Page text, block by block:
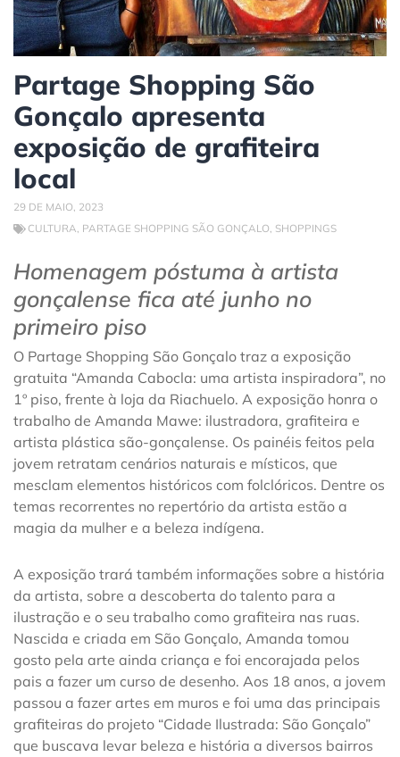
Partage Shopping São
Gonçalo apresenta
exposição de grafiteira
local
29 DE MAIO, 2023
CULTURA, PARTAGE SHOPPING SÃO GONÇALO, SHOPPINGS
Homenagem póstuma à artista
gonçalense fica até junho no
primeiro piso
O Partage Shopping São Gonçalo traz a exposição
gratuita “Amanda Cabocla: uma artista inspiradora”, no
1º piso, frente à loja da Riachuelo. A exposição honra o
trabalho de Amanda Mawe: ilustradora, grafiteira e
artista plástica são-gonçalense. Os painéis feitos pela
jovem retratam cenários naturais e místicos, que
mesclam elementos históricos com folclóricos. Dentre os
temas recorrentes no repertório da artista estão a
magia da mulher e a beleza indígena.
A exposição trará também informações sobre a história
da artista, sobre a descoberta do talento para a
ilustração e o seu trabalho como grafiteira nas ruas.
Nascida e criada em São Gonçalo, Amanda tomou
gosto pela arte ainda criança e foi encorajada pelos
pais a fazer um curso de desenho. Aos 18 anos, a jovem
passou a fazer artes em muros e foi uma das principais
grafiteiras do projeto “Cidade Ilustrada: São Gonçalo”
que buscava levar beleza e história a diversos bairros